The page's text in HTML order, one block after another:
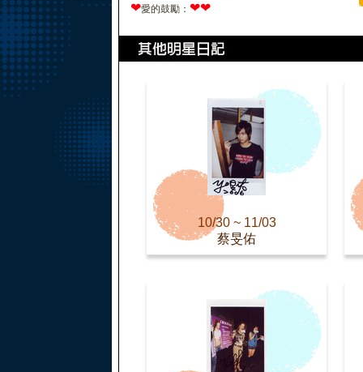
❤愛的鼓勵： ❤❤
10/30 ~ 11/03
蔡旻佑